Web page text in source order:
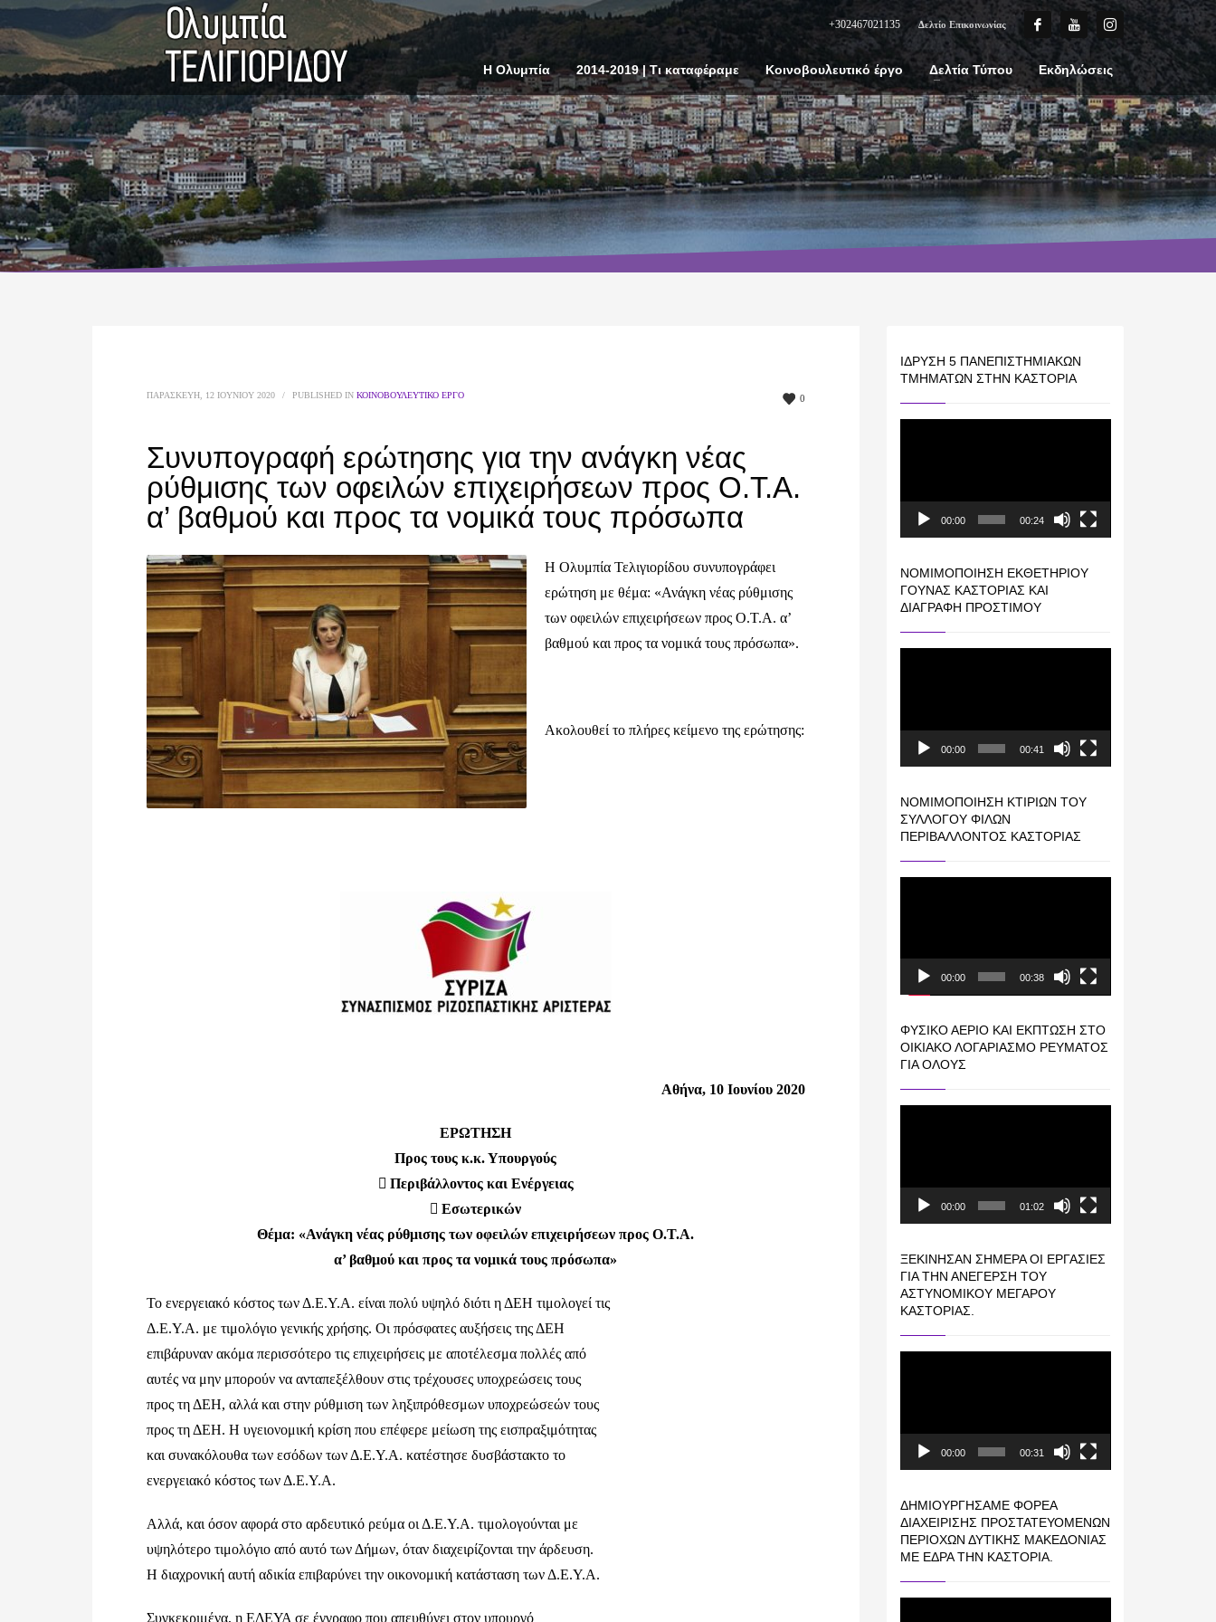
+302467021135 Δελτίο Επικοινωνίας
Η Ολυμπία 2014-2019 | Τι καταφέραμε Κοινοβουλευτικό έργο Δελτία Τύπου Εκδηλώσεις
0
ΠΑΡΑΣΚΕΥΉ, 12 ΙΟΥΝΊΟΥ 2020 / PUBLISHED IN ΚΟΙΝΟΒΟΥΛΕΥΤΙΚΌ ΈΡΓΟ
Συνυπογραφή ερώτησης για την ανάγκη νέας
ρύθμισης των οφειλών επιχειρήσεων προς Ο.Τ.Α.
α’ βαθμού και προς τα νομικά τους πρόσωπα
Η Ολυμπία Τελιγιορίδου συνυπογράφει
ερώτηση με θέμα: «Ανάγκη νέας ρύθμισης
των οφειλών επιχειρήσεων προς Ο.Τ.Α. α’
βαθμού και προς τα νομικά τους πρόσωπα».
Ακολουθεί το πλήρες κείμενο της ερώτησης:
Αθήνα, 10 Ιουνίου 2020
ΕΡΩΤΗΣΗ
Προς τους κ.κ. Υπουργούς
 Περιβάλλοντος και Ενέργειας
 Εσωτερικών
Θέμα: «Ανάγκη νέας ρύθμισης των οφειλών επιχειρήσεων προς Ο.Τ.Α.
α’ βαθμού και προς τα νομικά τους πρόσωπα»
Το ενεργειακό κόστος των Δ.Ε.Υ.Α. είναι πολύ υψηλό διότι η ΔΕΗ τιμολογεί τις
Δ.Ε.Υ.Α. με τιμολόγιο γενικής χρήσης. Οι πρόσφατες αυξήσεις της ΔΕΗ
επιβάρυναν ακόμα περισσότερο τις επιχειρήσεις με αποτέλεσμα πολλές από
αυτές να μην μπορούν να ανταπεξέλθουν στις τρέχουσες υποχρεώσεις τους
προς τη ΔΕΗ, αλλά και στην ρύθμιση των ληξιπρόθεσμων υποχρεώσεών τους
προς τη ΔΕΗ. Η υγειονομική κρίση που επέφερε μείωση της εισπραξιμότητας
και συνακόλουθα των εσόδων των Δ.Ε.Υ.Α. κατέστησε δυσβάστακτο το
ενεργειακό κόστος των Δ.Ε.Υ.Α.
Αλλά, και όσον αφορά στο αρδευτικό ρεύμα οι Δ.Ε.Υ.Α. τιμολογούνται με
υψηλότερο τιμολόγιο από αυτό των Δήμων, όταν διαχειρίζονται την άρδευση.
Η διαχρονική αυτή αδικία επιβαρύνει την οικονομική κατάσταση των Δ.Ε.Υ.Α.
Συγκεκριμένα, η ΕΔΕΥΑ σε έγγραφο που απευθύνει στον υπουργό
ΊΔΡΥΣΗ 5 ΠΑΝΕΠΙΣΤΗΜΙΑΚΏΝ
ΤΜΗΜΆΤΩΝ ΣΤΗΝ ΚΑΣΤΟΡΙΆ
00:00 00:24
ΝΟΜΙΜΟΠΟΊΗΣΗ ΕΚΘΕΤΗΡΊΟΥ
ΓΟΎΝΑΣ ΚΑΣΤΟΡΙΆΣ ΚΑΙ
ΔΙΑΓΡΑΦΉ ΠΡΟΣΤΊΜΟΥ
00:00 00:41
ΝΟΜΙΜΟΠΟΊΗΣΗ ΚΤΙΡΊΩΝ ΤΟΥ
ΣΥΛΛΌΓΟΥ ΦΊΛΩΝ
ΠΕΡΙΒΆΛΛΟΝΤΟΣ ΚΑΣΤΟΡΙΆΣ
00:00 00:38
ΦΥΣΙΚΌ ΑΈΡΙΟ ΚΑΙ ΕΚΠΤΩΣΗ ΣΤΟ
ΟΙΚΙΑΚΌ ΛΟΓΑΡΙΑΣΜΌ ΡΕΎΜΑΤΟΣ
ΓΙΑ ΟΛΟΥΣ
00:00 01:02
ΞΕΚΊΝΗΣΑΝ ΣΉΜΕΡΑ ΟΙ ΕΡΓΑΣΊΕΣ
ΓΙΑ ΤΗΝ ΑΝΈΓΕΡΣΗ ΤΟΥ
ΑΣΤΥΝΟΜΙΚΟΎ ΜΕΓΆΡΟΥ
ΚΑΣΤΟΡΙΆΣ.
00:00 00:31
ΔΗΜΙΟΥΡΓΉΣΑΜΕ ΦΟΡΈΑ
ΔΙΑΧΕΊΡΙΣΗΣ ΠΡΟΣΤΑΤΕΥΌΜΕΝΩΝ
ΠΕΡΙΟΧΏΝ ΔΥΤΙΚΉΣ ΜΑΚΕΔΟΝΊΑΣ
ΜΕ ΈΔΡΑ ΤΗΝ ΚΑΣΤΟΡΙΆ.